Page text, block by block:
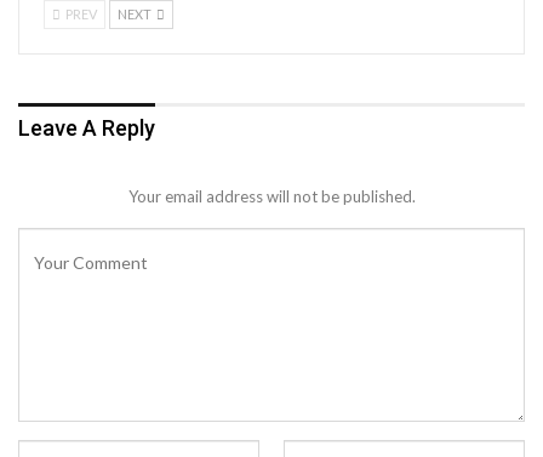
PREV NEXT
Leave A Reply
Your email address will not be published.